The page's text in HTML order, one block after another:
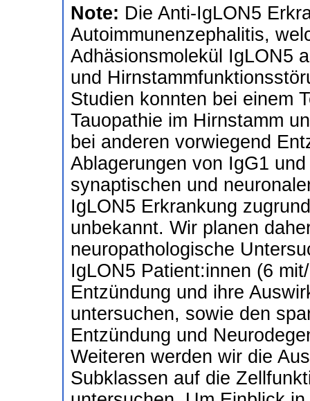
Note: Die Anti-IgLON5
Autoimmunenzephalitis,
Adhäsionsmolekül IgLON5
und
Studien konnten bei einem
Tauopathie im Hirnstamm
bei anderen vorwiegend
Ablagerungen von IgG1
synaptischen und
IgLON5 Erkrankung
unbekannt. Wir planen
neuropathologische
IgLON5 Patient:innen (6
Entzündung und ihre
untersuchen, sowie den
Entzündung und
Weiteren werden wir die
Subklassen auf die